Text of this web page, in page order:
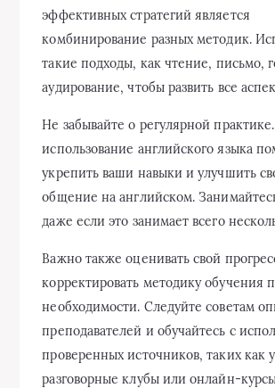
эффективных стратегий является
комбинирование разных методик.
такие подходы, как чтение, письмо,
аудирование, чтобы развить все
Не забывайте о регулярной
использование английского языка
укрепить ваши навыки и улучшить
общение на английском.
даже если это занимает всего
Важно также оценивать свой
корректировать методику обучения
необходимости. Следуйте советам
преподавателей и обучайтесь с
проверенных источников, таких как
разговорные клубы или онлайн-